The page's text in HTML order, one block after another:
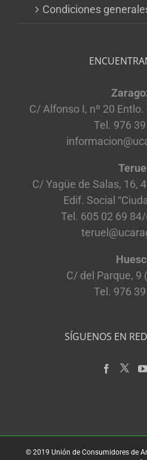
Condiciones
C/ Alfonso I, nº 20
Tel. 976
C/ Yagüe de Salas, 16,
Edif. Social
Tel. 605 02 69
C/ del Parque, 9
Tel. 976
SÍGUENOS EN
© 2019 Unión de Consumidores de